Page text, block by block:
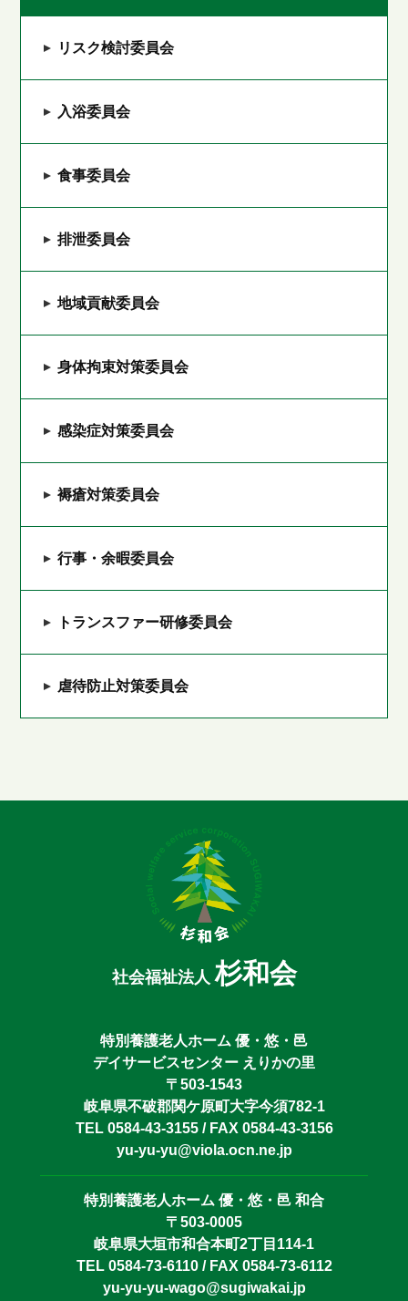
リスク検討委員会
入浴委員会
食事委員会
排泄委員会
地域貢献委員会
身体拘束対策委員会
感染症対策委員会
褥瘡対策委員会
行事・余暇委員会
トランスファー研修委員会
虐待防止対策委員会
社会福祉法人杉和会
特別養護老人ホーム 優・悠・邑
デイサービスセンター えりかの里
〒503-1543
岐阜県不破郡関ケ原町大字今須782-1
TEL 0584-43-3155 / FAX 0584-43-3156
yu-yu-yu@viola.ocn.ne.jp
特別養護老人ホーム 優・悠・邑 和合
〒503-0005
岐阜県大垣市和合本町2丁目114-1
TEL 0584-73-6110 / FAX 0584-73-6112
yu-yu-yu-wago@sugiwakai.jp